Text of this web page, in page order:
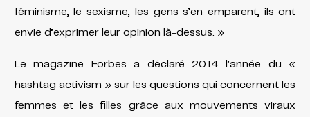
féminisme, le sexisme, les gens s’en emparent, ils ont
envie d’exprimer leur opinion là-dessus. »
Le magazine Forbes a déclaré 2014 l’année du «
hashtag activism » sur les questions qui concernent les
femmes et les filles grâce aux mouvements viraux